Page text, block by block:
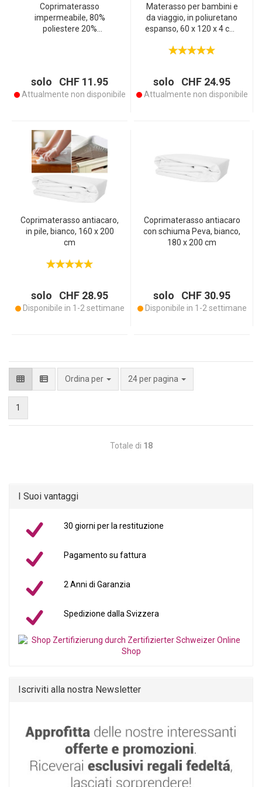
Coprimaterasso
impermeabile, 80%
poliestere 20%
solo CHF 11.95
Attualmente non disponibile
Materasso per bambini e
da viaggio, in poliuretano
espanso, 60 x 120 x 4 cm,
solo CHF 24.95
Attualmente non disponibile
Coprimaterasso antiacaro,
in pile, bianco, 160 x 200
cm
solo CHF 28.95
Disponibile in 1-2 settimane
Coprimaterasso antiacaro
con schiuma Peva, bianco,
180 x 200 cm
solo CHF 30.95
Disponibile in 1-2 settimane
Ordina per 24 per pagina
1
Totale di 18
I Suoi vantaggi
30 giorni per la restituzione
Pagamento su fattura
2 Anni di Garanzia
Spedizione dalla Svizzera
Iscriviti alla nostra Newsletter